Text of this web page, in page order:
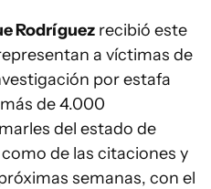
Rodríguez recibió este
a víctimas de
por estafa
de 4.000
del estado de
de las citaciones y
semanas, con el